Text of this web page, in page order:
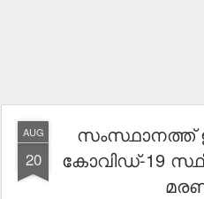
AUG
20
സംസ്ഥാനത്ത്
കോവിഡ്-19